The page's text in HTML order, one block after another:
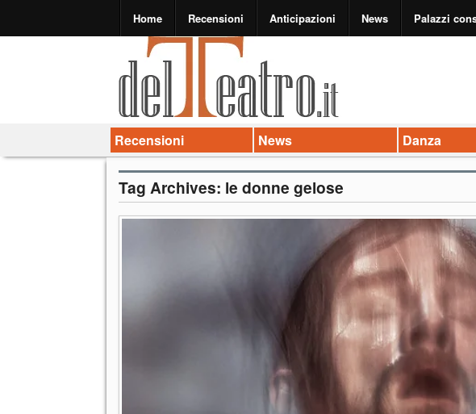
Home Recensioni Anticipazioni News Palazzi
Recensioni News Danza
Tag Archives: le donne gelose